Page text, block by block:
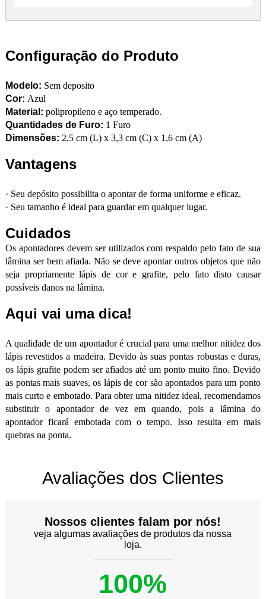
Configuração do Produto
Modelo: Sem deposito
Cor: Azul
Material: polipropileno e aço temperado.
Quantidades de Furo: 1 Furo
Dimensões: 2,5 cm (L) x 3,3 cm (C) x 1,6 cm (A)
Vantagens
· Seu depósito possibilita o apontar de forma uniforme e eficaz.
· Seu tamanho é ideal para guardar em qualquer lugar.
Cuidados
Os apontadores devem ser utilizados com respaldo pelo fato de sua
lâmina ser bem afiada. Não se deve apontar outros objetos que não
seja propriamente lápis de cor e grafite, pelo fato disto causar
possíveis danos na lâmina.
Aqui vai uma dica!
A qualidade de um apontador é crucial para uma melhor nitidez dos
lápis revestidos a madeira. Devido às suas pontas robustas e duras,
os lápis grafite podem ser afiados até um ponto muito fino. Devido
as pontas mais suaves, os lápis de cor são apontados para um ponto
mais curto e embotado. Para obter uma nitidez ideal, recomendamos
substituir o apontador de vez em quando, pois a lâmina do
apontador ficará embotada com o tempo. Isso resulta em mais
quebras na ponta.
Avaliações dos Clientes
Nossos clientes falam por nós!
veja algumas avaliações de produtos da nossa
loja.
100%